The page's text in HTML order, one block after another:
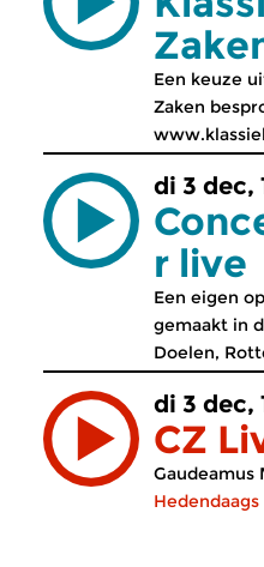
Een keuze
Zaken
di 3 dec,
r live
Een eigen
gemaakt in
Doelen,
di 3 dec,
CZ
Gaudeamus
Hedendaags